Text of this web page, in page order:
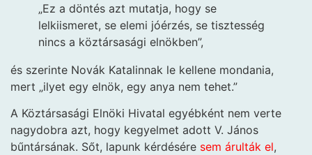
„Ez a döntés azt mutatja, hogy se
lelkiismeret, se elemi jóérzés, se tisztesség
nincs a köztársasági elnökben”,
és szerinte Novák Katalinnak le kellene mondania,
mert „ilyet egy elnök, egy anya nem tehet.”
A Köztársasági Elnöki Hivatal egyébként nem verte
nagydobra azt, hogy kegyelmet adott V. János
bűntársának. Sőt, lapunk kérdésére sem árulták el,